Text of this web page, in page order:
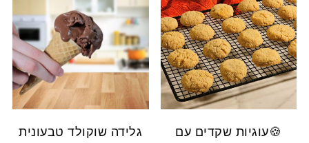
🍪עוגיות שקדים עם
גלידה שוקולד טבעונית